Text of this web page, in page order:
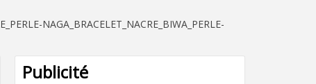
NAGA_BRACELET_NACRE_BIWA_PERLE-
Publicité